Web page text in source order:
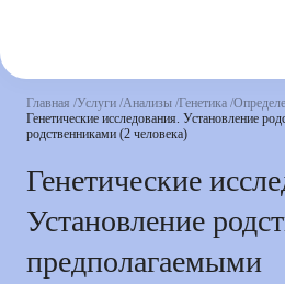
Письмо директору
Страховые организации
Новости
Услуги
Направления
Анализы
Главная Услуги Анализы Генетика
Генетические исследования. Установление
родственниками (2 человека)
Генетические
Установление
предполагаемыми